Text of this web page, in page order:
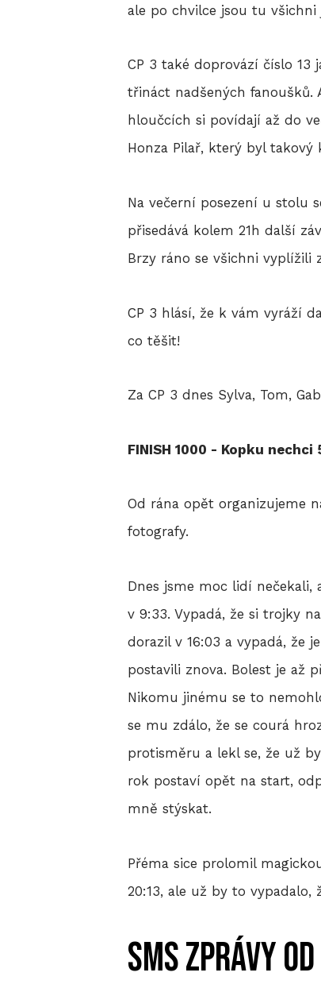
ale po chvilce jsou tu
CP 3 také doprovází číslo 13
třináct nadšených fanoušků.
hloučcích si povídají až do
Honza Pilař, který byl takový
Na večerní posezení u stolu
přisedává kolem 21h další
Brzy ráno se všichni
CP 3 hlásí, že k vám vyráží
co těšit!
Za CP 3 dnes Sylva, Tom,
FINISH 1000 - Kopku
Od rána opět organizujeme
fotografy.
Dnes jsme moc lidí
v 9:33. Vypadá, že si trojky
dorazil v 16:03 a vypadá, že
postavili znova. Bolest je až
Nikomu jinému se to
se mu zdálo, že se courá
protisměru a lekl se, že už
rok postaví opět na start,
mně stýskat.
Přéma sice prolomil
20:13, ale už by to vypadalo,
SMS zprávy